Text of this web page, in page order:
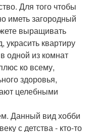
Для того чтобы
иметь загородный
выращивать
украсить квартиру
одной из комнат
ко всему,
здоровья,
целебными
Данный вид хобби
с детства - кто-то